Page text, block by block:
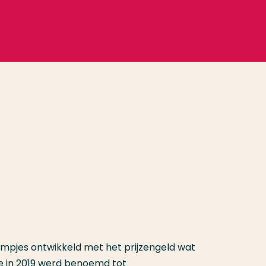
ontwikkeld met het prijzengeld wat